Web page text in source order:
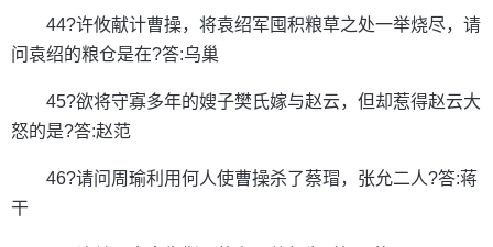
44?许攸献计曹操，将袁绍军囤积粮草之处一举烧尽，请
问袁绍的粮仓是在?答:乌巢
45?欲将守寡多年的嫂子樊氏嫁与赵云，但却惹得赵云大
怒的是?答:赵范
46?请问周瑜利用何人使曹操杀了蔡瑁，张允二人?答:蒋
干